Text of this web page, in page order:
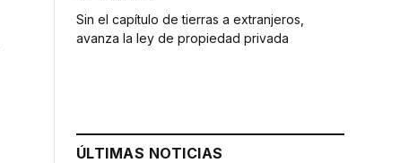
Sin el capítulo de tierras a extranjeros,
avanza la ley de propiedad privada
ÚLTIMAS NOTICIAS